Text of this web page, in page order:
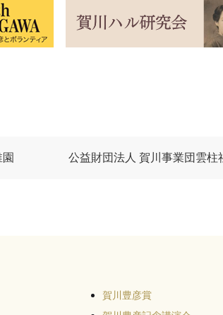
公益財団法人 賀川事業団雲柱
賀川豊彦賞